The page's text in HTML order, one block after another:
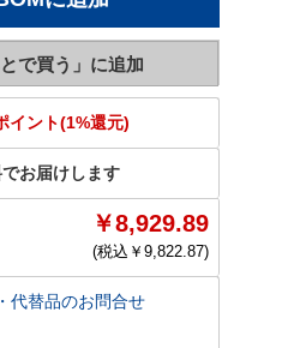
イント(1%還元)
お届けします
￥8,929.89
(税込￥ 9,822.87)
代替品のお問合せ